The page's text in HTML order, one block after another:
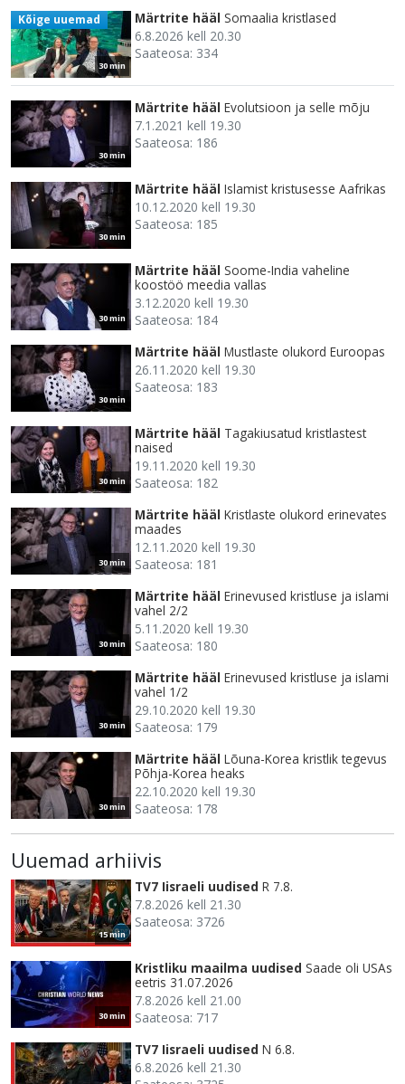
30 min
Kõige uuemad Märtrite hääl Somaalia kristlased
6.8.2026 kell 20.30
Saateosa: 334
30 min
Märtrite hääl Evolutsioon ja selle mõju
7.1.2021 kell 19.30
Saateosa: 186
30 min
Märtrite hääl Islamist kristusesse Aafrikas
10.12.2020 kell 19.30
Saateosa: 185
30 min
Märtrite hääl Soome-India vaheline
koostöö meedia vallas
3.12.2020 kell 19.30
Saateosa: 184
30 min
Märtrite hääl Mustlaste olukord Euroopas
26.11.2020 kell 19.30
Saateosa: 183
30 min
Märtrite hääl Tagakiusatud kristlastest
naised
19.11.2020 kell 19.30
Saateosa: 182
30 min
Märtrite hääl Kristlaste olukord erinevates
maades
12.11.2020 kell 19.30
Saateosa: 181
30 min
Märtrite hääl Erinevused kristluse ja islami
vahel 2/2
5.11.2020 kell 19.30
Saateosa: 180
30 min
Märtrite hääl Erinevused kristluse ja islami
vahel 1/2
29.10.2020 kell 19.30
Saateosa: 179
30 min
Märtrite hääl Lõuna-Korea kristlik tegevus
Põhja-Korea heaks
22.10.2020 kell 19.30
Saateosa: 178
Uuemad arhiivis
15 min
TV7 Iisraeli uudised R 7.8.
7.8.2026 kell 21.30
Saateosa: 3726
30 min
Kristliku maailma uudised Saade oli USAs
eetris 31.07.2026
7.8.2026 kell 21.00
Saateosa: 717
TV7 Iisraeli uudised N 6.8.
6.8.2026 kell 21.30